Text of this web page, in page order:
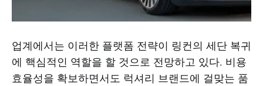
업계에서는 이러한 플랫폼 전략이 링컨의 세단 복귀
에 핵심적인 역할을 할 것으로 전망하고 있다. 비용
효율성을 확보하면서도 럭셔리 브랜드에 걸맞는 품